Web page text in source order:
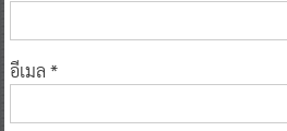
อีเมล *